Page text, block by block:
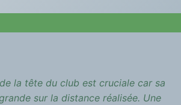
la tête du club est cruciale car sa
sur la distance réalisée. Une